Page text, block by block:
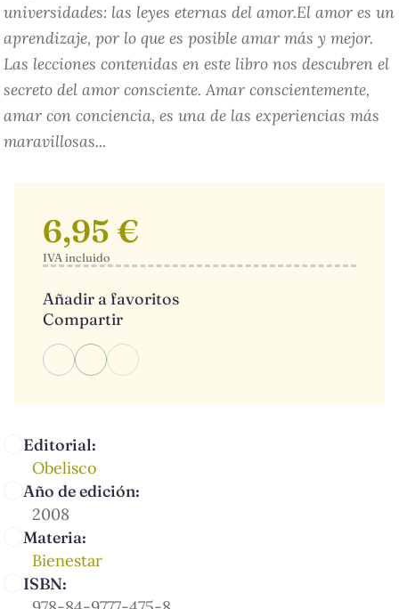
universidades: las leyes eternas del amor.El amor es un
aprendizaje, por lo que es posible amar más y mejor.
Las lecciones contenidas en este libro nos descubren el
secreto del amor consciente. Amar conscientemente,
amar con conciencia, es una de las experiencias más
maravillosas...
Editorial:
Obelisco
Año de edición:
2008
Materia:
Bienestar
ISBN:
6,95 €
IVA incluido
Añadir a favoritos
Compartir